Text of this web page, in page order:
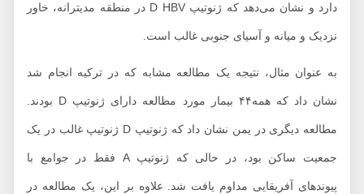
دارد و نشان می‌دهد که ژنوتیپ D HBV در منطقه مدیترانه، خاور
نزدیک و میانه و آسیای جنوبی غالب است.
به عنوان مثال، نتیجه یک مطالعه مشابه که در ترکیه انجام شد
نشان داد که همه۴۴ بیمار مورد مطالعه دارای ژنوتیپ D بودند.
مطالعه دیگری در یمن نشان داد که ژنوتیپ D ژنوتیپ غالب در یک
جمعیت ساکن بود، در حالی که ژنوتیپ A فقط در جوامع با
پیوندهای آفریقایی مداوم یافت شد. علاوه بر این، یک مطالعه در